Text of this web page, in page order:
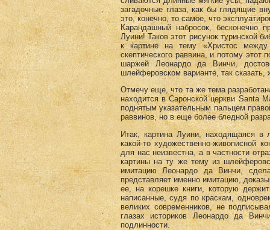
загадочные глаза, как бы глядящие
это, конечно, то самое, что
Карандашный набросок, бесконечно
Луини! Таков этот рисунок туринской
к картине на тему «Христос
скептического раввина, и потому
шаржей Леонардо да Винчи,
шлейферовском варианте, так
Отмечу еще, что та же тема
находится в Саронской церкви Santa
поднятым указательным пальцем
раввинов, но в еще более бледной
Итак, картина Луини, находящаяся в
какой-то художественно-живописной
для нас неизвестна, а в частности
картины на ту же тему из
имитацию Леонардо да Винчи,
представляет именно имитацию,
ее, на корешке книги, которую
написанные, судя по краскам,
великих современников, не
глазах историков Леонардо да
подлинности.